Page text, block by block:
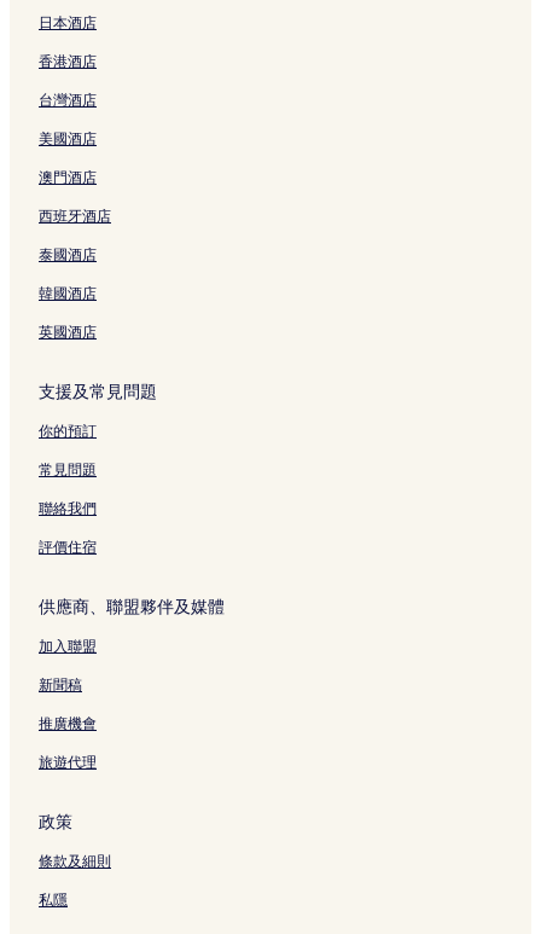
p
i
n
g
s
面
a
u
r
a
l
o
S
p
r
i
n
g
T
E
K
I
H
C
I
J
O
G
U
C
頁
面
頁
y
t
o
頁
面
a
h
i
j
o
面
H
s
h
i
n
R
s
o
r
t
s
頁
T
O
N
K
Y
T
A
R
A
S
H
I
M
頁
面
H
t
o
y
a
u
h
o
k
a
k
u
t
l
頁
面
e
K
y
o
t
頁
t
K
y
o
t
S
i
j
o
S
h
i
a
h
i
頁
面
i
n
n
頁
面
o
i
b
y
H
s
i
n
o
R
e
s
t
頁
面
A
a
s
h
i
a
a
O
n
s
e
n
y
t
o
-
K
o
t
s
u
R
e
s
r
面
t
N
i
j
o
a
t
l
e
B
W
S
n
t
u
r
e
o
e
c
t
i
o
n
面
日本酒店
香港酒店
台灣酒店
美國酒店
澳門酒店
西班牙酒店
泰國酒店
韓國酒店
英國酒店
支援及常見問題
你的預訂
常見問題
聯絡我們
評價住宿
供應商、聯盟夥伴及媒體
加入聯盟
新聞稿
推廣機會
旅遊代理
政策
條款及細則
私隱